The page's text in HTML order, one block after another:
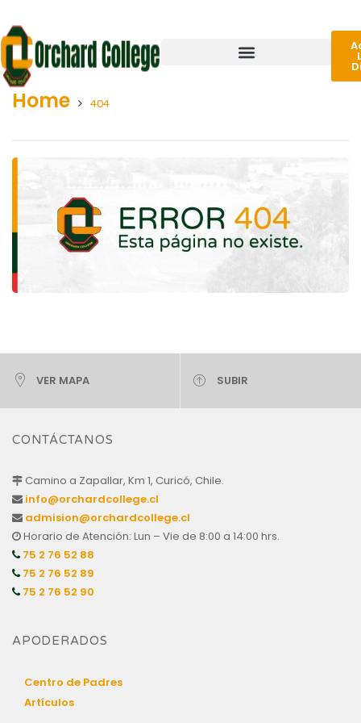
Home 404
VER MAPA SUBIR
CONTÁCTANOS
Camino a Zapallar, Km 1, Curicó, Chile.
info@orchardcollege.cl
admision@orchardcollege.cl
Horario de Atención: Lun – Vie de 8:00 a 14:00 hrs.
75 2 76 52 88
75 2 76 52 89
75 2 76 52 90
APODERADOS
Centro de Padres
Artículos